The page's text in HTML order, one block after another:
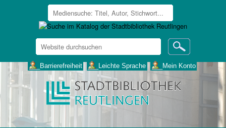
Website
durchsuchen
___Barrierefreiheit ___Leichte Sprache ___Mein Konto